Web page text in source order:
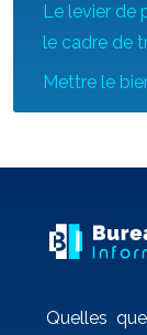
Le levier de
le cadre de
Mettre le
Quelles